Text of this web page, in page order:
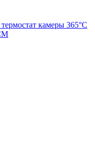
камеры 365°C